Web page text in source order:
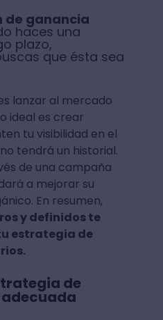
de ganancia
haces una
plazo,
que ésta sea
lanzar al mercado
ideal es crear
tu visibilidad en el
tendrá un historial.
de una campaña
a mejorar su
En resumen,
y definidos te
estrategia de
de